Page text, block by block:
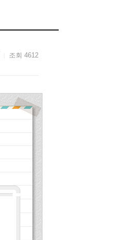
조회 4612